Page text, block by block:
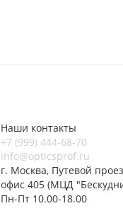
Наши контакты
+7 (999) 444-68-70
info@opticsprof.ru
г. Москва, Путевой
офис 405 (МЦД
Пн-Пт 10.00-18.00